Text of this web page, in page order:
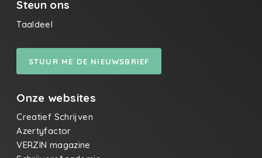
Steun ons
Taaldeel
STUUR ME DE NIEUWSBRIEF
Onze websites
Creatief Schrijven
Azertyfactor
VERZIN magazine